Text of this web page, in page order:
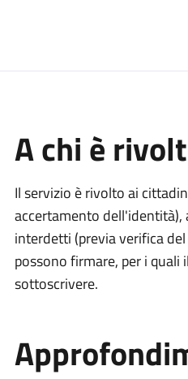
A chi è
Il servizio è rivolto ai
accertamento dell'identità),
interdetti (previa verifica
possono firmare, per i
sottoscrivere.